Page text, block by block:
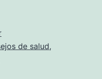
de salud,